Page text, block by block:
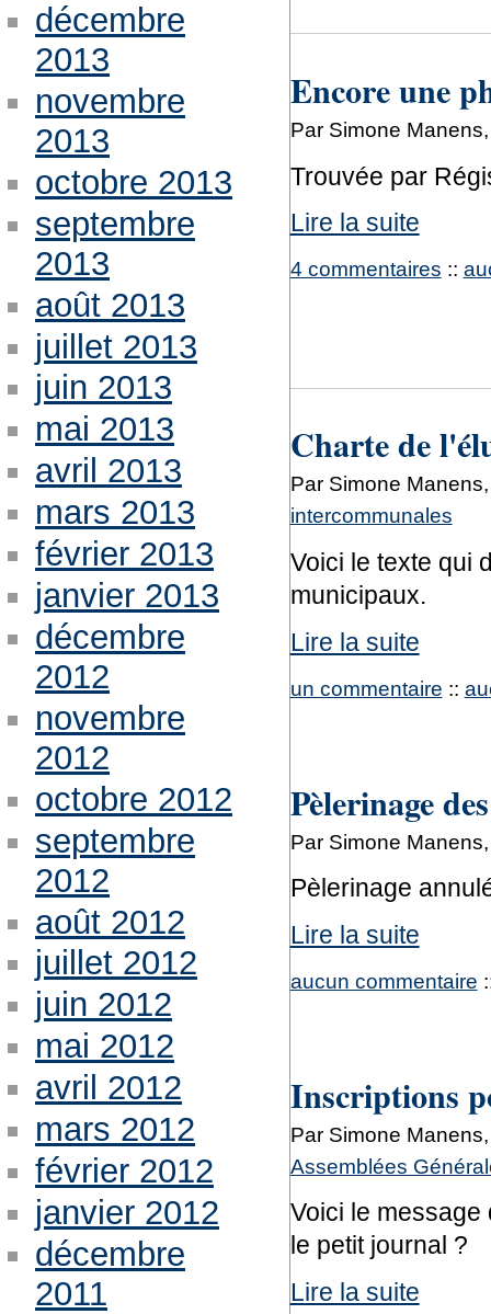
Encore une
Par Simone
Trouvée par
Lire la suite
4 commentaires ::
Charte de
Par Simone
intercommunales
Voici le texte qui
municipaux.
Lire la suite
un commentaire ::
Pèlerinage
Par Simone
Pèlerinage
Lire la suite
aucun commentaire
Inscriptions
Par Simone
Assemblées
Voici le message
le petit journal ?
Lire la suite
décembre
2013
novembre
2013
octobre 2013
septembre
2013
août 2013
juillet 2013
juin 2013
mai 2013
avril 2013
mars 2013
février 2013
janvier 2013
décembre
2012
novembre
2012
octobre 2012
septembre
2012
août 2012
juillet 2012
juin 2012
mai 2012
avril 2012
mars 2012
février 2012
janvier 2012
décembre
2011